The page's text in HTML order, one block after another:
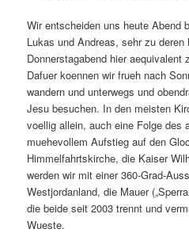
Wir entscheiden uns heute Abend
Lukas und Andreas, sehr zu deren
Donnerstagabend hier aequivalent
Dafuer koennen wir frueh nach
wandern und unterwegs und
Jesu besuchen. In den meisten
voellig allein, auch eine Folge des
muehevollem Aufstieg auf den
Himmelfahrtskirche, die Kaiser
werden wir mit einer 360-Grad-
Westjordanland, die Mauer
die beide seit 2003 trennt und
Wueste.